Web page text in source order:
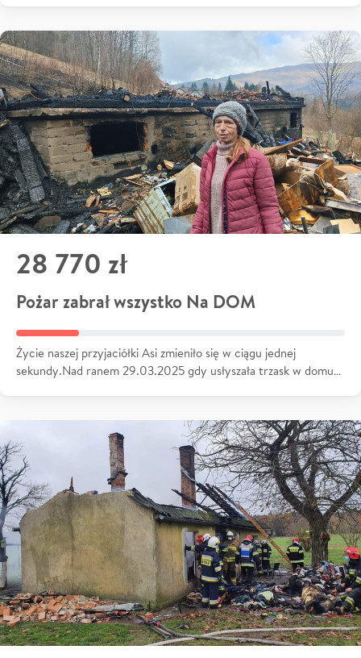
28 770 zł
Pożar zabrał wszystko Na DOM
Życie naszej przyjaciółki Asi zmieniło się w ciągu jednej
sekundy.Nad ranem 29.03.2025 gdy usłyszała trzask w domu…